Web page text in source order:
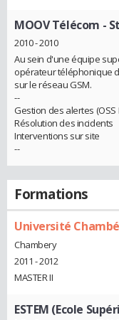
MOOV Télécom -
2010 - 2010
Au sein d'une équipe
opérateur téléphonique
sur le réseau GSM.
--
Gestion des alertes (OSS
Résolution des incidents
Interventions sur site
--
Formations
Université
Chambery
2011 - 2012
MASTER II
ESTEM (Ecole